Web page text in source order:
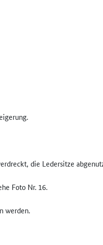
die Ledersitze
Foto Nr. 16.
werden.